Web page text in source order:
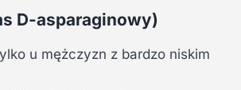
D-asparaginowy)
u mężczyzn z bardzo niskim